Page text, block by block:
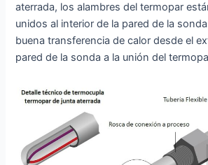
aterrada, los alambres del termopar
unidos al interior de la pared de la
buena transferencia de calor desde el
pared de la sonda a la unión del